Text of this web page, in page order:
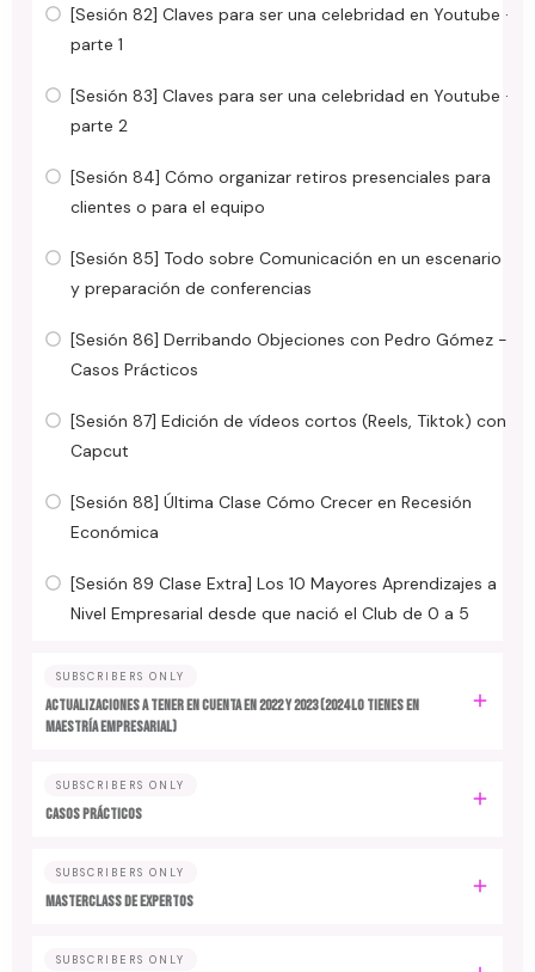
[Sesión 82] Claves para ser una celebridad en Youtube ·
parte 1
[Sesión 83] Claves para ser una celebridad en Youtube ·
parte 2
[Sesión 84] Cómo organizar retiros presenciales para
clientes o para el equipo
[Sesión 85] Todo sobre Comunicación en un escenario
y preparación de conferencias
[Sesión 86] Derribando Objeciones con Pedro Gómez -
Casos Prácticos
[Sesión 87] Edición de vídeos cortos (Reels, Tiktok) con
Capcut
[Sesión 88] Última Clase Cómo Crecer en Recesión
Económica
[Sesión 89 Clase Extra] Los 10 Mayores Aprendizajes a
Nivel Empresarial desde que nació el Club de 0 a 5
SUBSCRIBERS ONLY
ACTUALIZACIONES A TENER EN CUENTA EN 2022 y 2023 (2024 LO TIENES EN
MAESTRÍA EMPRESARIAL)
SUBSCRIBERS ONLY
CASOS PRÁCTICOS
SUBSCRIBERS ONLY
MASTERCLASS DE EXPERTOS
SUBSCRIBERS ONLY